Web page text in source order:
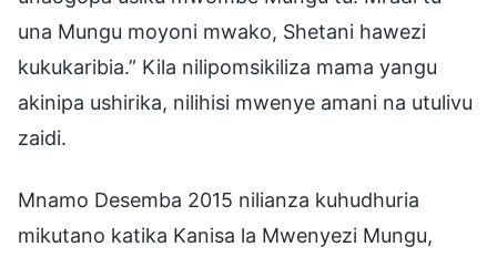
una Mungu moyoni mwako, Shetani hawezi
kukukaribia.” Kila nilipomsikiliza mama yangu
akinipa ushirika, nilihisi mwenye amani na utulivu
zaidi.
Mnamo Desemba 2015 nilianza kuhudhuria
mikutano katika Kanisa la Mwenyezi Mungu,